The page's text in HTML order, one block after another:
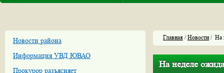
Новости района
Информация УВД ЮВАО
Прокурор разъясняет
Главная /Новости/ На
На неделе